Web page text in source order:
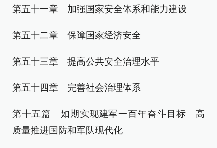
第五十一章 加强国家安全体系和能力建设
第五十二章 保障国家经济安全
第五十三章 提高公共安全治理水平
第五十四章 完善社会治理体系
第十五篇 如期实现建军一百年奋斗目标 高
质量推进国防和军队现代化